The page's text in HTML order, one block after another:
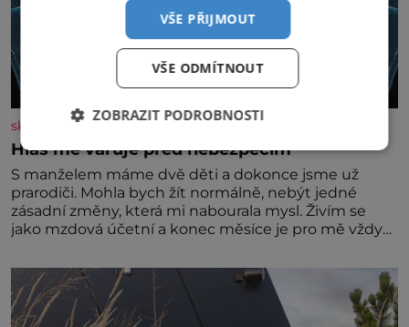
skutecnepribehy.cz
Hlas mě varuje před nebezpečím
S manželem máme dvě děti a dokonce jsme už
prarodiči. Mohla bych žít normálně, nebýt jedné
zásadní změny, která mi nabourala mysl. Živím se
jako mzdová účetní a konec měsíce je pro mě vždy
máme vnoučata, mi dcera čím dál častěji volá o
pomoc, co se hlídání týče. Dalo by se
VŠE PŘIJMOUT
VŠE ODMÍTNOUT
ZOBRAZIT PODROBNOSTI